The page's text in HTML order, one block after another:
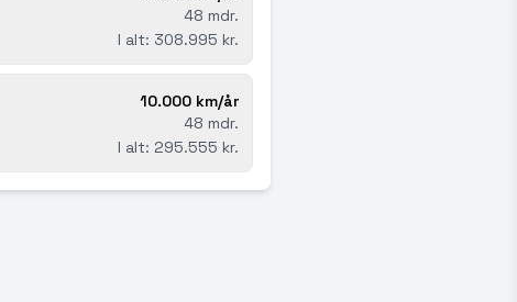
48 mdr.
I alt: 308.995 kr.
10.000 km/år
48 mdr.
I alt: 295.555 kr.